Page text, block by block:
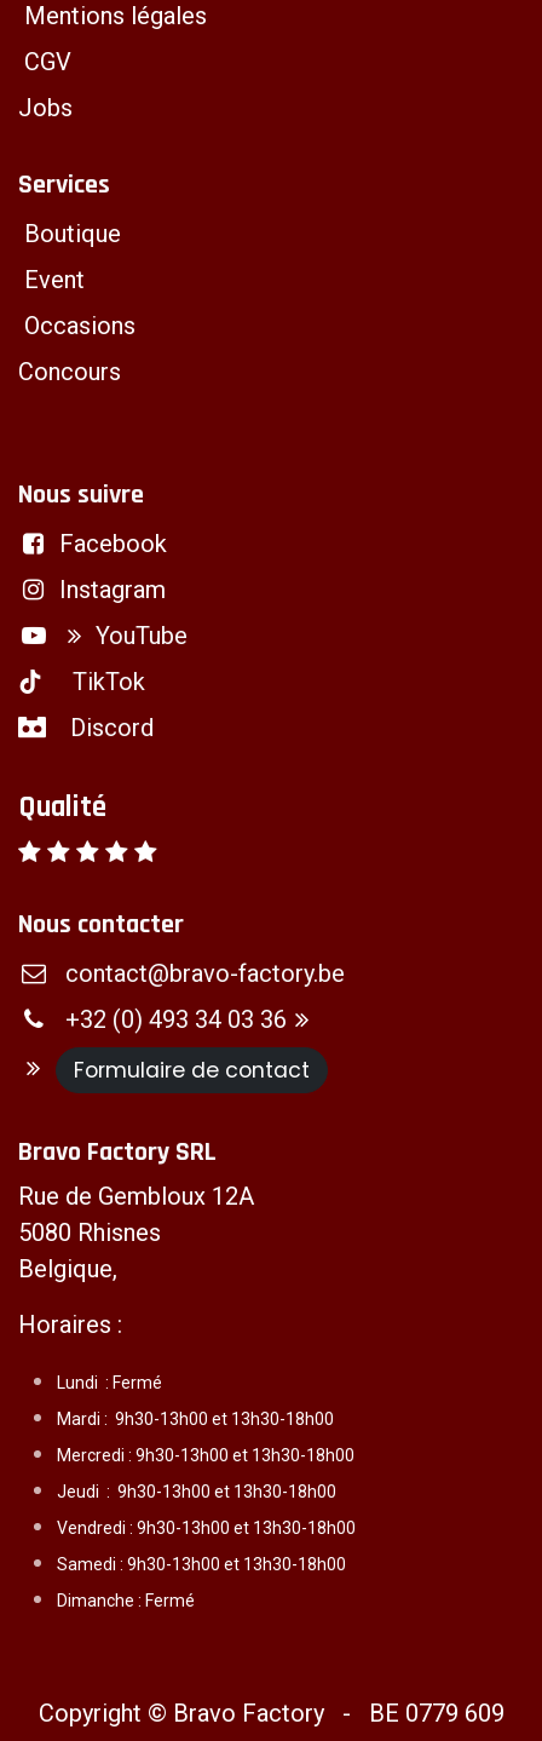
Mentions légales
CGV
Jobs
Services
Boutique
Event
Occasions
Concours
Nous suivre
Facebook
Instagram
YouTube
TikTok
Discord
Qualité
Nous contacter
contact@bravo-factory.be
+32 (0) 493 34 03 36
Formulaire de contact
Bravo Factory SRL
Rue de Gembloux 12A
5080 Rhisnes
Belgique,
Horaires :
Lundi : Fermé
Mardi : 9h30-13h00 et 13h30-18h00
Mercredi : 9h30-13h00 et 13h30-18h00
Jeudi : 9h30-13h00 et 13h30-18h00
Vendredi : 9h30-13h00 et 13h30-18h00
Samedi : 9h30-13h00 et 13h30-18h00
Dimanche : Fermé
Copyright © Bravo Factory - BE 0779 609